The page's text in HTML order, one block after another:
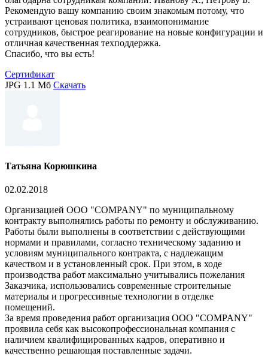
Рекомендую вашу компанию своим знакомым потому, что
устраивают ценовая политика, взаимопонимание
сотрудников, быстрое реагирование на новые конфигурации и
отличная качественная техподдержка.
Спасибо, что вы есть!
Сертификат
JPG 1.1 Mб Скачать
Татьяна Корюшкина
02.02.2018
Организацией ООО "COMPANY" по муниципальному
контракту выполнялись работы по ремонту и обслуживанию.
Работы были выполнены в соответствии с действующими
нормами и правилами, согласно техническому заданию и
условиям муниципального контракта, с надлежащим
качеством и в установленный срок. При этом, в ходе
производства работ максимально учитывались пожелания
Заказчика, использовались современные строительные
материалы и прогрессивные технологии в отделке
помещений.
За время проведения работ организация ООО "COMPANY"
проявила себя как высокопрофессиональная компания с
наличием квалифицированных кадров, оперативно и
качественно решающая поставленные задачи.